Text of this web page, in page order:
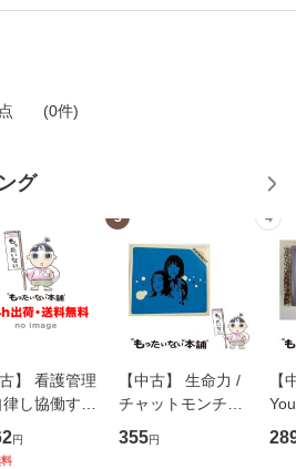
点 (0件)
グ
古】 看護管理
し協働する
の看護マネ
ントスキル 改
円
3
【中古】 生命力 /
チャットモンチー /
キューンレコード
[CD]【メール便送
355円
4
【
のが